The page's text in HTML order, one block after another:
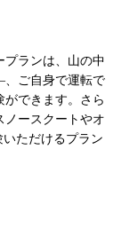
プランは、山の中
ご自身で運転で
ができます。さら
ノースクートやオ
ただけるプラン